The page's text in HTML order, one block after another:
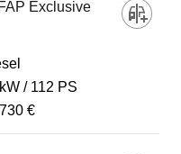
Exclusive
112 PS
€